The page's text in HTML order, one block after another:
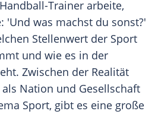
Trainer arbeite,
'Und was machst du sonst?'
Stellenwert der Sport
und wie es in der
Zwischen der Realität
Nation und Gesellschaft
Sport, gibt es eine große